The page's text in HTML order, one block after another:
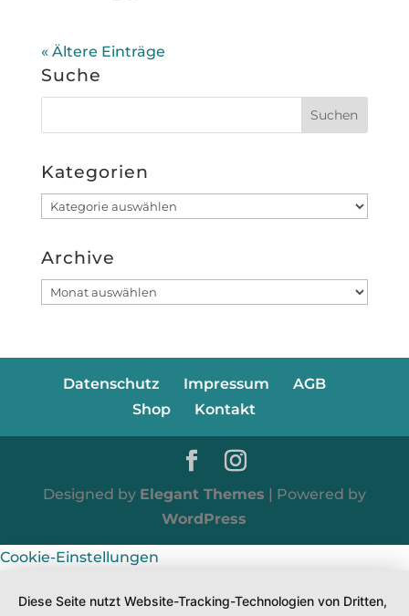
« Ältere Einträge
Suche
Kategorien
Kategorien
Archive
Archive
Datenschutz Impressum
AGB
Shop
Kontakt
Designed by Elegant Themes | Powered by
WordPress
Cookie-Einstellungen
Diese Seite nutzt Website-Tracking-Technologien von Dritten,